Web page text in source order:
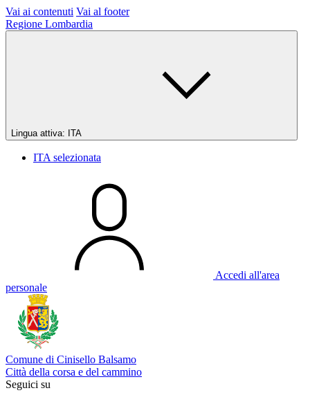
Vai ai contenuti Vai al footer
Regione Lombardia
Lingua attiva: ITA
ITA selezionata
Accedi all'area
personale
Comune di Cinisello Balsamo
Città della corsa e del cammino
Seguici su